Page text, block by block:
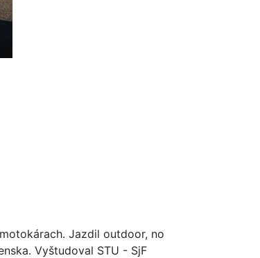
Jazdil outdoor, no
Vyštudoval STU - SjF